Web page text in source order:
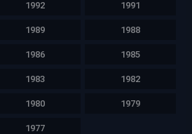
1992 1991
1989 1988
1986 1985
1983 1982
1980 1979
1977